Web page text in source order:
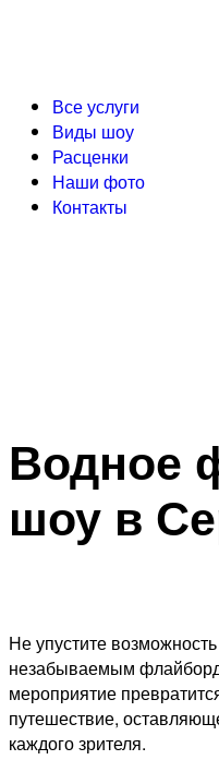
Все услуги
Виды шоу
Расценки
Наши фото
Контакты
Водное
шоу в
Не упустите
незабываемым
мероприятие
путешествие,
каждого зрителя.